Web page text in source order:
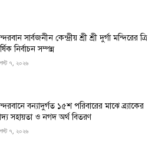
সার্বজনীন কেন্দ্রীয় শ্রী শ্রী দুর্গা মন্দিরের ত্রি
নির্বাচন সম্পন্ন
৭, ২০২৬
বন্যাদুর্গত ১৫শ পরিবারের মাঝে ব্র্যাকের
সহায়তা ও নগদ অর্থ বিতরণ
৭, ২০২৬